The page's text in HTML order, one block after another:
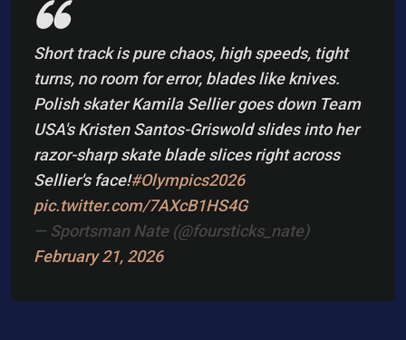
Short track is pure chaos, high speeds, tight
turns, no room for error, blades like knives.
Polish skater Kamila Sellier goes down Team
USA's Kristen Santos-Griswold slides into her
razor-sharp skate blade slices right across
Sellier's face!#Olympics2026
pic.twitter.com/7AXcB1HS4G
— Sportsman Nate (@foursticks_nate)
February 21, 2026